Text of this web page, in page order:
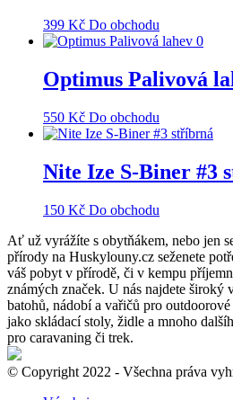
399 Kč Do obchodu
Optimus Palivová
550 Kč Do obchodu
Nite Ize S-Biner #3
150 Kč Do obchodu
Ať už vyrážíte s obytňákem, nebo jen
přírody na Huskylouny.cz seženete
váš pobyt v přírodě, či v kempu
známých značek. U nás najdete široký
batohů, nádobí a vařičů pro
jako skládací stoly, židle a mnoho
pro caravaning či trek.
© Copyright 2022 - Všechna práva